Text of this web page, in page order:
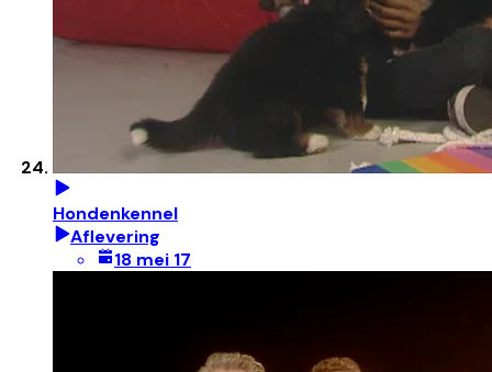
Hondenkennel
Aflevering
18 mei 17